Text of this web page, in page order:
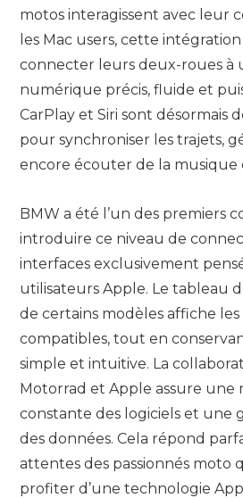
motos interagissent avec leur
les Mac users, cette
connecter leurs deux-roues à
numérique précis, fluide et
CarPlay et Siri sont désormais
pour synchroniser les trajets,
encore écouter de la musique
BMW a été l’un des premiers
introduire ce niveau de
interfaces exclusivement
utilisateurs Apple. Le tableau
de certains modèles affiche
compatibles, tout en
simple et intuitive. La
Motorrad et Apple assure une
constante des logiciels et une
des données. Cela répond
attentes des passionnés moto
profiter d’une technologie